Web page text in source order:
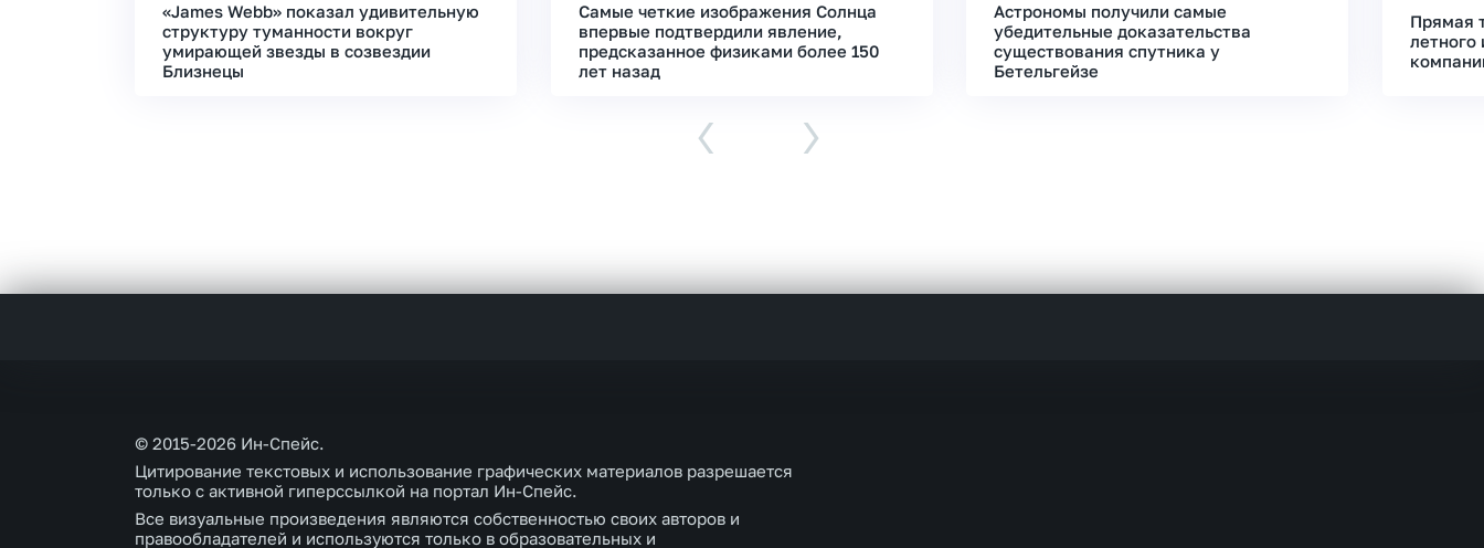
«James Webb» показал удивительную
структуру туманности вокруг
умирающей звезды в созвездии
Близнецы
Самые четкие изображения Солнца
впервые подтвердили явление,
предсказанное физиками более 150
лет назад
Астрономы получили самые
убедительные доказательства
существования спутника у
Бетельгейзе
Прямая
летного
‹ ›
© 2015-2026 Ин-Спейс.
Цитирование текстовых и использование графических материалов разрешается
только с активной гиперссылкой на портал Ин-Спейс.
Все визуальные произведения являются собственностью своих авторов и
правообладателей и используются только в образовательных и